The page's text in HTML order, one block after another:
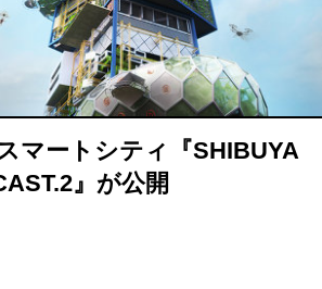
マートシティ『SHIBUYA
』が公開